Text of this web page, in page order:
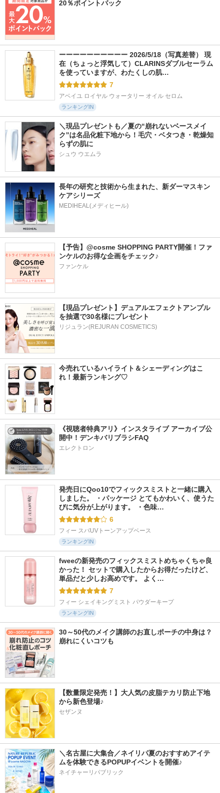
20％ポイントバック
ーーーーーーーーーー 2026/5/18（写真差替） 現
在（ちょっと浮気して）CLARINSダブルセーラム
を使っていますが、わたくしの肌…
7
アベイユ ロイヤル ウォータリー オイル セロム
ランキングIN
＼現品プレゼントも／夏の“崩れないベースメイ
ク”は名品化粧下地から！毛穴・ベタつき・乾燥知
らずの肌に
シュウ ウエムラ
長年の研究と技術から生まれた、新ダーマスキン
ケアシリーズ
【予告】@cosme SHOPPING PARTY開催！ファ
ンケルのお得な企画をチェック♪
ファンケル
【現品プレゼント】デュアルエフェクトアンプル
を抽選で30名様にプレゼント
リジュラン(REJURAN COSMETICS)
今売れているハイライト＆シェーディングはこ
れ！最新ランキング♡
《視聴者特典アリ》インスタライブ アーカイブ公
開中！デンキバリブラシFAQ
エレクトロン
発売日にQoo10でフィックスミストと一緒に購入
しました。 ・パッケージ とてもかわいく、使うた
びに気分が上がります。 ・色味…
6
フィー スパUVトーンアップベース
ランキングIN
fweeの新発売のフィックスミストめちゃくちゃ良
かった！ セットで購入したからお得だったけど、
単品だと少しお高めです。 よく…
7
フィー シェイキングミスト パウダーキープ
ランキングIN
30～50代のメイク講師のお直しポーチの中身は？
崩れにくいコツも
【数量限定発売！】大人気の皮脂テカリ防止下地
から新色登場♪
セザンヌ
＼名古屋に大集合／ネイリパ夏のおすすめアイテ
ムを体験できるPOPUPイベントを開催♪
ネイチャーリパブリック